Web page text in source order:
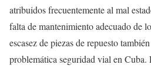
atribuidos frecuentemente al mal
falta de mantenimiento adecuado de
escasez de piezas de repuesto
problemática seguridad vial en Cuba.